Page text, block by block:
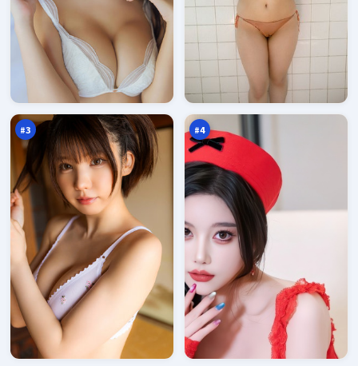
#3
灰
塔
声
壁
万
#4
密
终
章
97
万
暗
疑
云
97
万
暴
雪
交
锋万